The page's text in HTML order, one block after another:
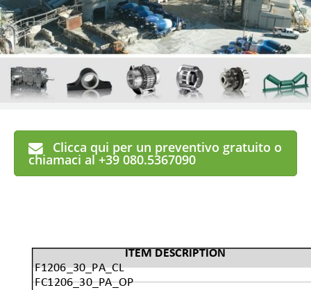
Clicca qui per un preventivo gratuito o
chiamaci al +39 080.5367090
ITEM DESCRIPTION
F1206_30_PA_CL
FC1206_30_PA_OP